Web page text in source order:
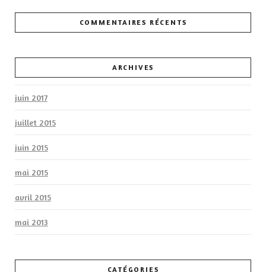
COMMENTAIRES RÉCENTS
ARCHIVES
juin 2017
juillet 2015
juin 2015
mai 2015
avril 2015
mai 2013
CATÉGORIES